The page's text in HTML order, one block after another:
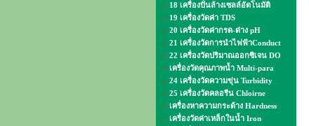
18 เครื่องปั่นล้างเซลล์อัตโนมัติ
19 เครื่องวัดค่า TDS
20 เครื่องวัดค่ากรด-ด่าง pH
21 เครื่องวัดการนำไฟฟ้าConduct
22 เครื่องวัดปริมาณออกซิเจน DO
เครื่องวัดคุณภาพน้ำ Multi-para
24 เครื่องวัดความขุ่น Turbidity
25 เครื่องวัดคลอรีน Chloirne
เครื่องหาความกระด้าง Hardness
เครื่องวัดค่าเหล็กในน้ำ Iron